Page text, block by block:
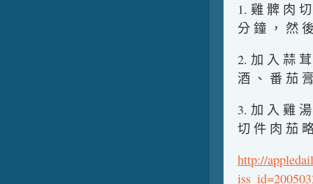
1. 雞 髀 肉
分 鐘 ， 然
2. 加 入 蒜
酒 、 番 茄
3. 加 入 雞
切 件 肉 茄
http://